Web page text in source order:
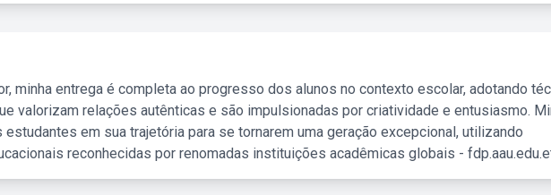
minha entrega é completa ao progresso dos alunos no contexto escolar, adotando
valorizam relações autênticas e são impulsionadas por criatividade e entusiasmo.
estudantes em sua trajetória para se tornarem uma geração excepcional, utilizando
reconhecidas por renomadas instituições acadêmicas globais -